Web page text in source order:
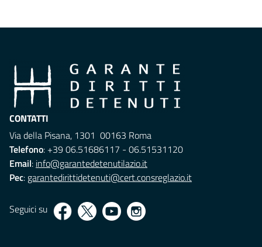
CONTATTI
Via della Pisana, 1301 00163 Roma
Telefono: +39 06.51686117 - 06.51531120
Email: info@garantedetenutilazio.it
Pec: garantedirittidetenuti@cert.consreglazio.it
Seguici su